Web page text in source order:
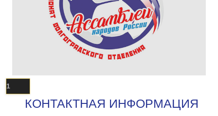
1
КОНТАКТНАЯ ИНФОРМАЦИЯ